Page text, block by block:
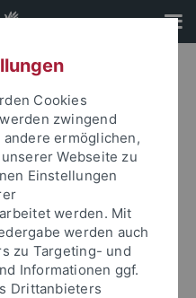
Ihr Passwort an um sich
Cookies
zwingend
ermöglichen,
Webseite zu
Einstellungen
werden. Mit
werden auch
zu Targeting- und
Informationen ggf.
Drittanbieters